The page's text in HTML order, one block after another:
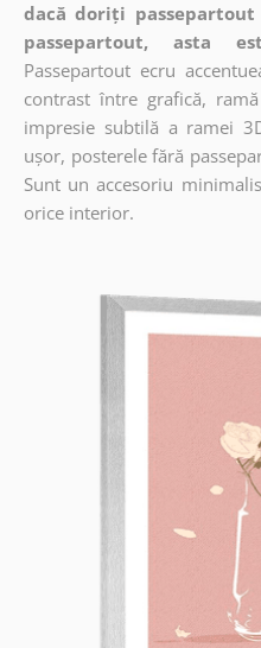
dacă doriți
passepartout, asta
Passepartout ecru
contrast între grafică,
impresie subtilă a ramei
ușor, posterele fără
Sunt un accesoriu
orice interior.